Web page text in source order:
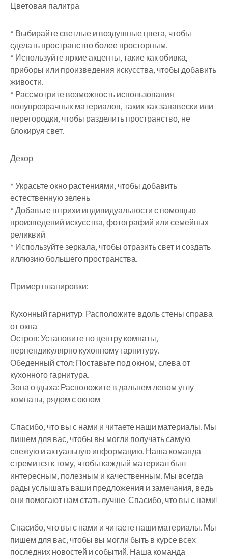
Цветовая палитра:
* Выбирайте светлые и воздушные цвета, чтобы
сделать пространство более просторным.
* Используйте яркие акценты, такие как обивка,
приборы или произведения искусства, чтобы добавить
живости.
* Рассмотрите возможность использования
полупрозрачных материалов, таких как занавески или
перегородки, чтобы разделить пространство, не
блокируя свет.
Декор:
* Украсьте окно растениями, чтобы добавить
естественную зелень.
* Добавьте штрихи индивидуальности с помощью
произведений искусства, фотографий или семейных
реликвий.
* Используйте зеркала, чтобы отразить свет и создать
иллюзию большего пространства.
Пример планировки:
Кухонный гарнитур: Расположите вдоль стены справа
от окна.
Остров: Установите по центру комнаты,
перпендикулярно кухонному гарнитуру.
Обеденный стол: Поставьте под окном, слева от
кухонного гарнитура.
Зона отдыха: Расположите в дальнем левом углу
комнаты, рядом с окном.
Спасибо, что вы с нами и читаете наши материалы. Мы
пишем для вас, чтобы вы могли получать самую
свежую и актуальную информацию. Наша команда
стремится к тому, чтобы каждый материал был
интересным, полезным и качественным. Мы всегда
рады услышать ваши предложения и замечания, ведь
они помогают нам стать лучше. Спасибо, что вы с нами!
Спасибо, что вы с нами и читаете наши материалы. Мы
пишем для вас, чтобы вы могли быть в курсе всех
последних новостей и событий. Наша команда